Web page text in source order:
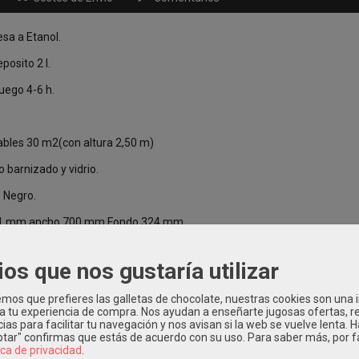
a Etanol.
2 l.
4-6 h.
30 m2(con altura 2,50 m)
barnizado y vidrio.
mm ancho 700 mm Fondo 324 mm.
que nos gustaría utilizar
que prefieres las galletas de chocolate, nuestras cookies son una
tu experiencia de compra. Nos ayudan a enseñarte jugosas ofertas,
para facilitar tu navegación y nos avisan si la web se vuelve lenta.
confirmas que estás de acuerdo con su uso. Para saber más, por
de privacidad